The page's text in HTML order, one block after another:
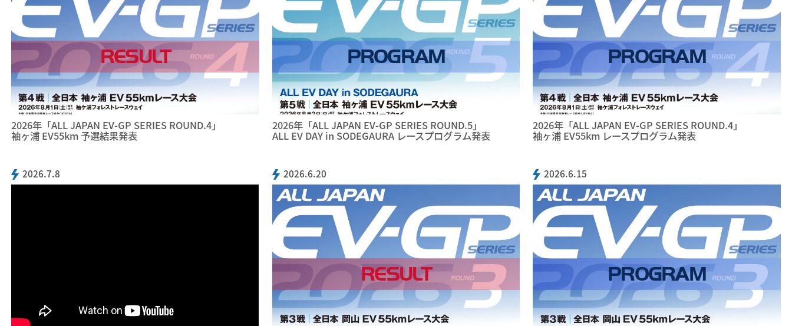
RESULT
2026年「ALL JAPAN EV-GP SERIES ROUND.4」
袖ヶ浦 EV55km 予選結果発表
PROGRAM
2026年「ALL JAPAN EV-GP SERIES ROUND.5」
ALL EV DAY in SODEGAURA レースプログラム発表
PROGRAM
2026年「ALL JAPAN EV-GP SERIES ROUND.4」
袖ヶ浦 EV55km レースプログラム発表
2026.7.8 2026.6.20
RESULT
2026.6.15
PROGRAM